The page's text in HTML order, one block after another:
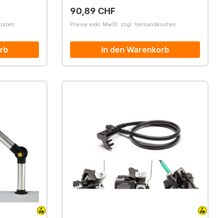
Regulärer Preis:
90,89 CHF
Preise exkl. MwSt. zzgl. Versandkosten
In den Warenkorb